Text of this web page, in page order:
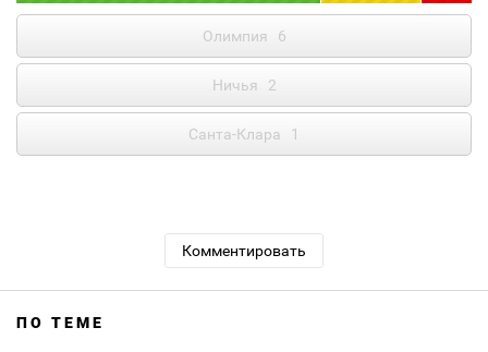
Олимпия 6
Ничья 2
Санта-Клара 1
Комментировать
ПО ТЕМЕ